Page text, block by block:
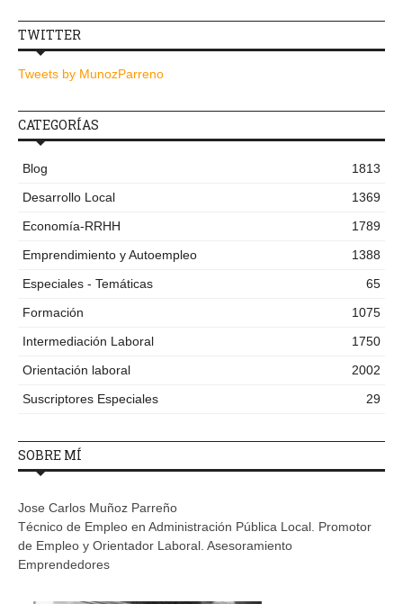
TWITTER
Tweets by MunozParreno
CATEGORÍAS
Blog
1813
Desarrollo Local
1369
Economía-RRHH
1789
Emprendimiento y Autoempleo
1388
Especiales - Temáticas
65
Formación
1075
Intermediación Laboral
1750
Orientación laboral
2002
Suscriptores Especiales
29
SOBRE MÍ
Jose Carlos Muñoz Parreño
Técnico de Empleo en Administración Pública Local. Promotor
de Empleo y Orientador Laboral. Asesoramiento
Emprendedores